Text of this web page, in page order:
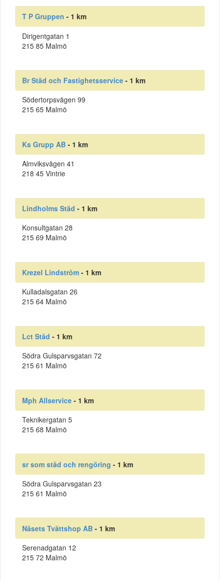
T P Gruppen - 1 km
Dirigentgatan 1
215 85 Malmö
Br Städ och Fastighetsservice - 1 km
Södertorpsvägen 99
215 65 Malmö
Ks Grupp AB - 1 km
Almviksvägen 41
218 45 Vintrie
Lindholms Städ - 1 km
Konsultgatan 28
215 69 Malmö
Krezel Lindström - 1 km
Kulladalsgatan 26
215 64 Malmö
Lct Städ - 1 km
Södra Gulsparvsgatan 72
215 61 Malmö
Mph Allservice - 1 km
Teknikergatan 5
215 68 Malmö
sr som städ och rengöring - 1 km
Södra Gulsparvsgatan 23
215 61 Malmö
Näsets Tvättshop AB - 1 km
Serenadgatan 12
215 72 Malmö